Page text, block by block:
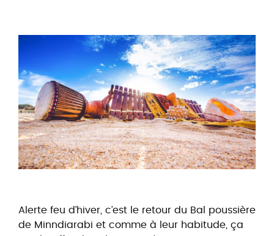
Alerte feu d’hiver, c’est le retour du Bal poussière
de Minndiarabi et comme à leur habitude, ça